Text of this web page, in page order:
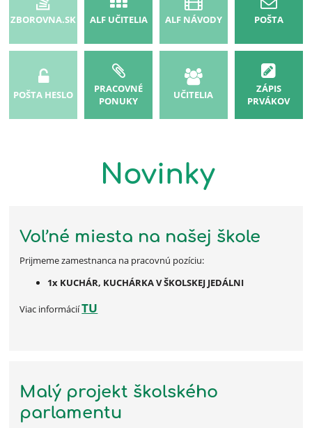
ZBOROVNA.SK ALF UČITELIA ALF NÁVODY POŠTA
POŠTA HESLO
PRACOVNÉ
PONUKY
UČITELIA
ZÁPIS
PRVÁKOV
Novinky
Voľné miesta na našej škole
Prijmeme zamestnanca na pracovnú pozíciu:
1x KUCHÁR, KUCHÁRKA V ŠKOLSKEJ JEDÁLNI
Viac informáciíTU
Malý projekt školského
parlamentu